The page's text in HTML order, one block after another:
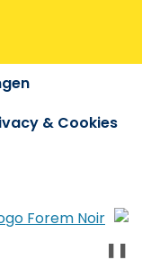
& Cookies
❚❚